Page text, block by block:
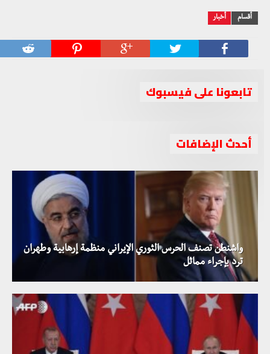
أقسام أخبار
تابعونا على فيسبوك
أحدث الإضافات
واشنطن تصنف الحرس الثوري الإيراني منظمة إرهابية وطهران
ترد بإجراء مماثل